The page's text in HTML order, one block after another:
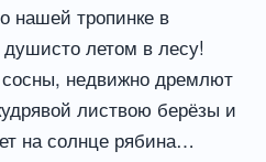
нашей тропинке в
летом в лесу!
недвижно дремлют
листвою берёзы и
на солнце рябина…